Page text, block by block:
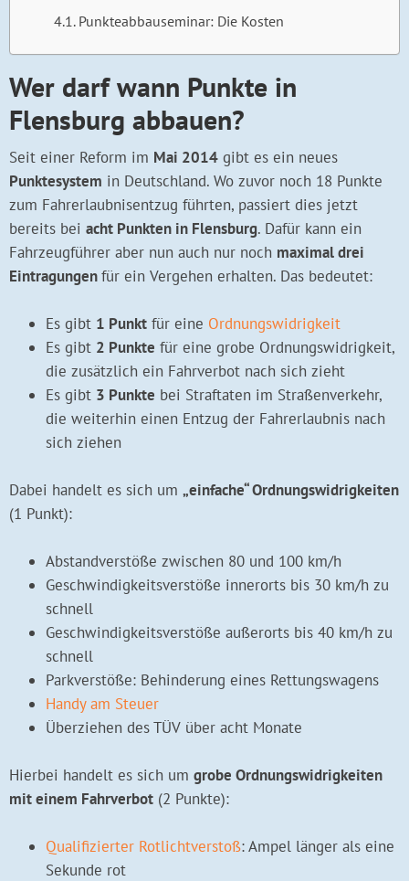
Punkteabbauseminar: Die Kosten
Wer darf wann Punkte in
Flensburg abbauen?
Seit einer Reform im Mai 2014 gibt es ein neues
Punktesystem in Deutschland. Wo zuvor noch 18 Punkte
zum Fahrerlaubnisentzug führten, passiert dies jetzt
bereits bei acht Punkten in Flensburg. Dafür kann ein
Fahrzeugführer aber nun auch nur noch maximal drei
Eintragungenfür ein Vergehen erhalten. Das bedeutet:
Es gibt 1 Punkt für eine Ordnungswidrigkeit
Es gibt 2 Punkte für eine grobe Ordnungswidrigkeit,
die zusätzlich ein Fahrverbot nach sich zieht
Es gibt 3 Punkte bei Straftaten im Straßenverkehr,
die weiterhin einen Entzug der Fahrerlaubnis nach
sich ziehen
Dabei handelt es sich um „einfache“ Ordnungswidrigkeiten
(1 Punkt):
Abstandverstöße zwischen 80 und 100 km/h
Geschwindigkeitsverstöße innerorts bis 30 km/h zu
schnell
Geschwindigkeitsverstöße außerorts bis 40 km/h zu
schnell
Parkverstöße: Behinderung eines Rettungswagens
Handy am Steuer
Überziehen des TÜV über acht Monate
Hierbei handelt es sich um grobe Ordnungswidrigkeiten
mit einem Fahrverbot (2 Punkte):
Qualifizierter Rotlichtverstoß: Ampel länger als eine
Sekunde rot